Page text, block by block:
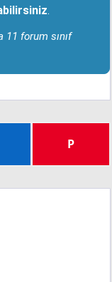
.
11 forum sınıf
P